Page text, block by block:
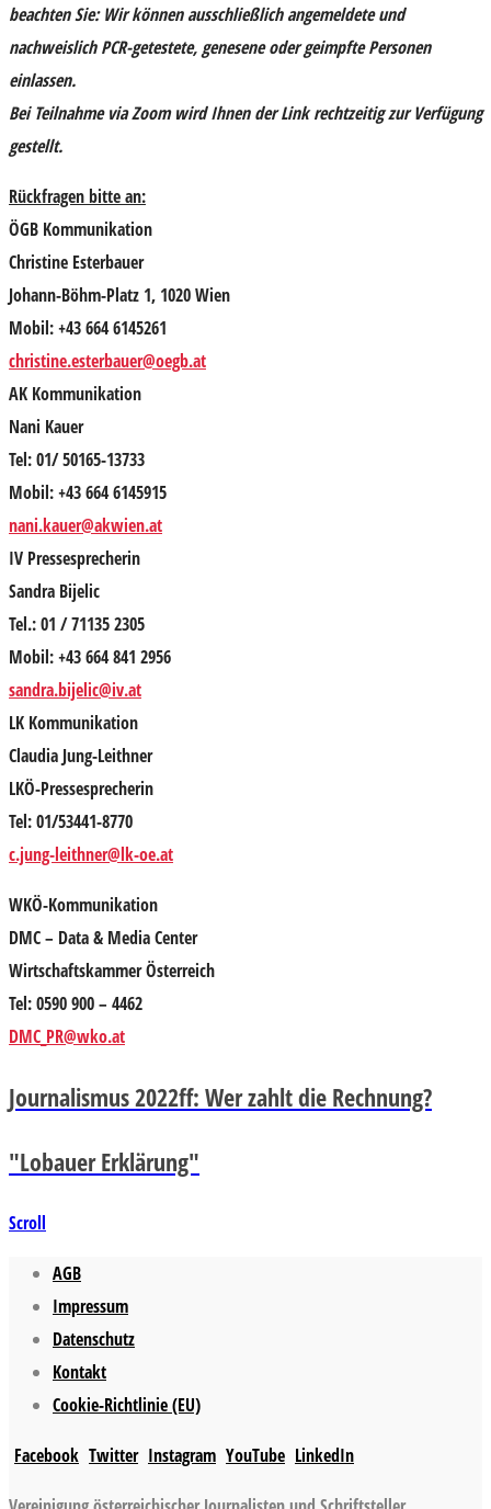
beachten Sie:Wir können ausschließlich angemeldete und
nachweislich PCR-getestete, genesene oder geimpfte Personen
einlassen.
Bei Teilnahme via Zoom wird Ihnen der Link rechtzeitig zur Verfügung
gestellt.
Rückfragen bitte an:
ÖGB Kommunikation
Christine Esterbauer
Johann-Böhm-Platz 1, 1020 Wien
Mobil: +43 664 6145261
christine.esterbauer@oegb.at
AK Kommunikation
Nani Kauer
Tel: 01/ 50165-13733
Mobil: +43 664 6145915
nani.kauer@akwien.at
IV Pressesprecherin
Sandra Bijelic
Tel.: 01 / 71135 2305
Mobil: +43 664 841 2956
sandra.bijelic@iv.at
LK Kommunikation
Claudia Jung-Leithner
LKÖ-Pressesprecherin
Tel: 01/53441-8770
c.jung-leithner@lk-oe.at
WKÖ-Kommunikation
DMC – Data & Media Center
Wirtschaftskammer Österreich
Tel: 0590 900 – 4462
DMC_PR@wko.at
Journalismus 2022ff: Wer zahlt die Rechnung?
"Lobauer Erklärung"
Scroll
AGB
Impressum
Datenschutz
Kontakt
Cookie-Richtlinie (EU)
Facebook Twitter Instagram YouTube LinkedIn